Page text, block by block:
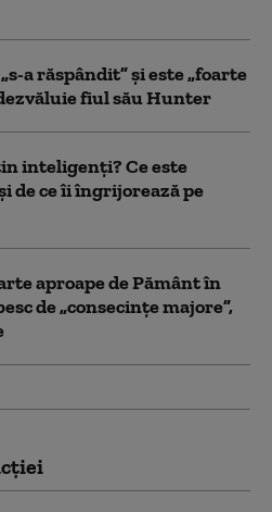
a răspândit” şi este „foarte
fiul său Hunter
inteligenți? Ce este
de ce îi îngrijorează pe
aproape de Pământ în
de „consecințe majore”,